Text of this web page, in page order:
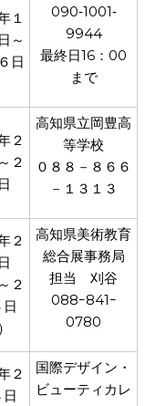
１
～
日
090‐1001‐
9944
最終日16：00
まで
２
２
高知県立岡豊高
等学校
０８８－８６６
－１３１３
２
２
高知県美術教育
総合展事務局
担当 刈谷
088ｰ841ｰ
0780
２
国際デザイン・
ビューティカレ